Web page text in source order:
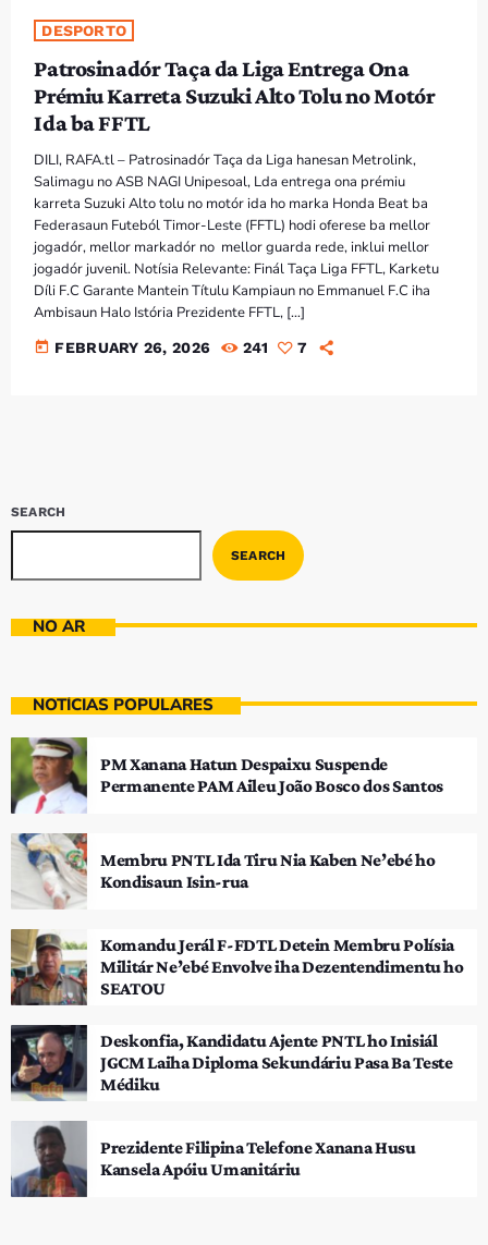
PORTUGUÊS
PRÓXIMOS PROGRAMAS
Bom dia RAFA
7:00 AM - 10:00 AM
Bom dia RAFA
7:00 AM - 9:00 AM
Bom dia RAFA
7:00 AM - 10:00 AM
DESPORTO
Patrosinadór Taça da Liga Entrega Ona
Prémiu Karreta Suzuki Alto Tolu no Motór
Ida ba FFTL
DILI, RAFA.tl – Patrosinadór Taça da Liga hanesan Metrolink,
Salimagu no ASB NAGI Unipesoal, Lda entrega ona prémiu
karreta Suzuki Alto tolu no motór ida ho marka Honda Beat ba
Federasaun Futeból Timor-Leste (FFTL) hodi oferese ba mellor
jogadór, mellor markadór no mellor guarda rede, inklui mellor
jogadór juvenil. Notísia Relevante: Finál Taça Liga FFTL, Karketu
Díli F.C Garante Mantein Títulu Kampiaun no Emmanuel F.C iha
Ambisaun Halo Istória Prezidente FFTL, […]
today FEBRUARY 26, 2026 241 7
SEARCH
SEARCH
NO AR
NOTÍCIAS POPULARES
PM Xanana Hatun Despaixu Suspende
Permanente PAM Aileu João Bosco dos Santos
Membru PNTL Ida Tiru Nia Kaben Ne’ebé ho
Kondisaun Isin-rua
Komandu Jerál F-FDTL Detein Membru Polísia
Militár Ne’ebé Envolve iha Dezentendimentu ho
SEATOU
Deskonfia, Kandidatu Ajente PNTL ho Inisiál
JGCM Laiha Diploma Sekundáriu Pasa Ba Teste
Médiku
Prezidente Filipina Telefone Xanana Husu
Kansela Apóiu Umanitáriu